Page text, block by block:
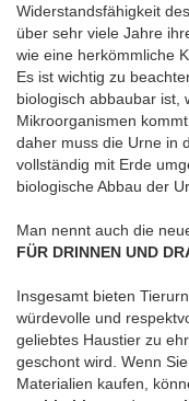
Widerstandsfähigkeit
über sehr viele Jahre
wie eine herkömmliche
Es ist wichtig zu
biologisch abbaubar ist,
Mikroorganismen
daher muss die Urne in
vollständig mit Erde
biologische Abbau der
Man nennt auch die
FÜR DRINNEN UND
Insgesamt bieten
würdevolle und
geliebtes Haustier zu
geschont wird. Wenn
Materialien kaufen,